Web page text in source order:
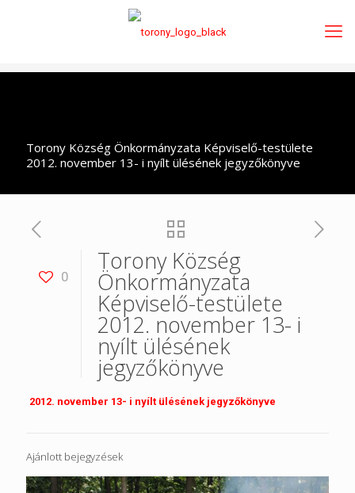
Torony Község Önkormányzata Képviselő-testülete
2012. november 13- i nyílt ülésének jegyzőkönyve
0
Torony Község
Önkormányzata
Képviselő-testülete
2012. november 13- i
nyílt ülésének
jegyzőkönyve
2012. november 13- i nyílt ülésének jegyzőkönyve
Ajánlott bejegyzések